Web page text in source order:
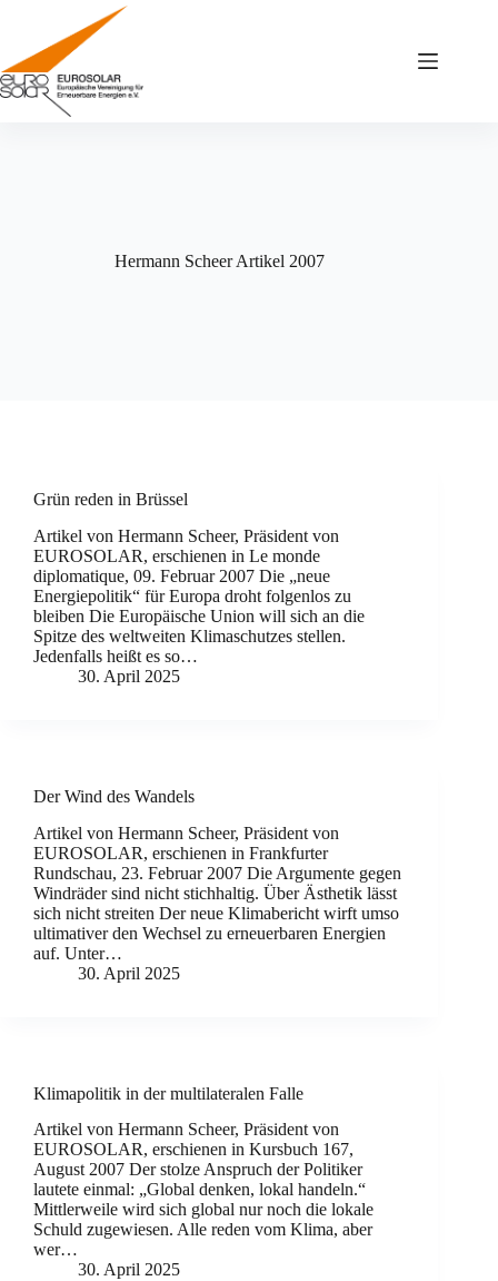
springen
Hermann Scheer Artikel 2007
Grün reden in Brüssel
Artikel von Hermann Scheer, Präsident von
EUROSOLAR, erschienen in Le monde
diplomatique, 09. Februar 2007 Die „neue
Energiepolitik“ für Europa droht folgenlos zu
bleiben Die Europäische Union will sich an die
Spitze des weltweiten Klimaschutzes stellen.
Jedenfalls heißt es so…
30. April 2025
Der Wind des Wandels
Artikel von Hermann Scheer, Präsident von
EUROSOLAR, erschienen in Frankfurter
Rundschau, 23. Februar 2007 Die Argumente gegen
Windräder sind nicht stichhaltig. Über Ästhetik lässt
sich nicht streiten Der neue Klimabericht wirft umso
ultimativer den Wechsel zu erneuerbaren Energien
auf. Unter…
30. April 2025
Klimapolitik in der multilateralen Falle
Artikel von Hermann Scheer, Präsident von
EUROSOLAR, erschienen in Kursbuch 167,
August 2007 Der stolze Anspruch der Politiker
lautete einmal: „Global denken, lokal handeln.“
Mittlerweile wird sich global nur noch die lokale
Schuld zugewiesen. Alle reden vom Klima, aber
wer…
30. April 2025